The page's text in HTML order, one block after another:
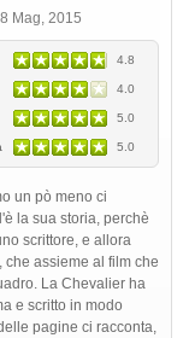
Mag, 2015
4.8
4.0
5.0
5.0
un pò meno ci
la sua storia, perchè
scrittore, e allora
assieme al film che
La Chevalier ha
e scritto in modo
pagine ci racconta,